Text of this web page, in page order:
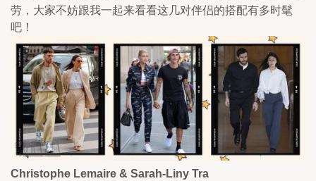
劳，大家不妨跟我一起来看看这几对伴侣的搭配有多时髦
吧！
Christophe Lemaire & Sarah-Liny Tra